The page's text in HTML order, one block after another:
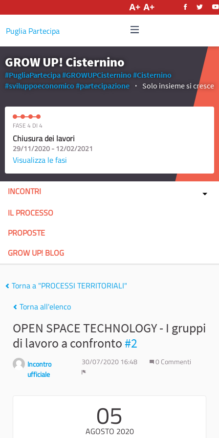
Puglia Partecipa
GROW UP! Cisternino
#PugliaPartecipa#GROWUPCisternino #Cisternino
#sviluppoeconomico #partecipazione Solo insieme si cresce
FASE 4 DI 4
Chiusura dei lavori
29/11/2020 - 12/02/2021
Visualizza le fasi
INCONTRI
IL PROCESSO
PROPOSTE
GROW UP! BLOG
Torna a "PROCESSI TERRITORIALI"
Torna all'elenco
OPEN SPACE TECHNOLOGY - I gruppi
di lavoro a confronto#2
Incontro
ufficiale
30/07/2020 16:48
0 Commenti
05
AGOSTO 2020